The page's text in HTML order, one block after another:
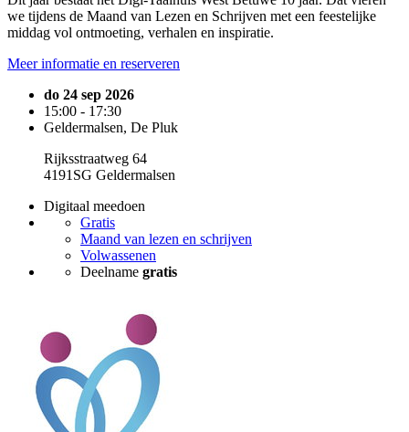
we tijdens de Maand van Lezen en Schrijven met een feestelijke
middag vol ontmoeting, verhalen en inspiratie.
Meer informatie en reserveren
do 24 sep 2026
15:00 - 17:30
Geldermalsen, De Pluk
Rijksstraatweg 64
4191SG Geldermalsen
Digitaal meedoen
Gratis
Maand van lezen en schrijven
Volwassenen
Deelname gratis